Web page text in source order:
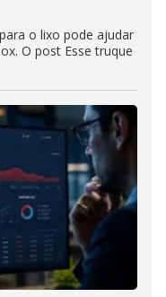
o lixo pode ajudar
O post Esse truque